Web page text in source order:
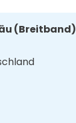
(Breitband)